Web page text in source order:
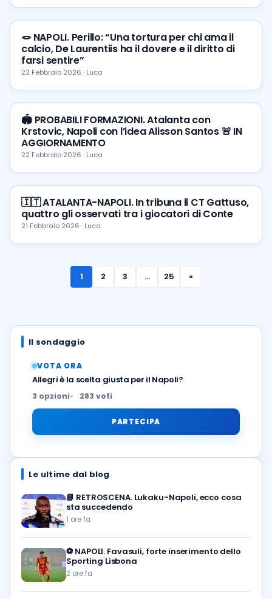
🪢 NAPOLI. Perillo: “Una tortura per chi ama il
calcio, De Laurentiis ha il dovere e il diritto di
farsi sentire”
22 Febbraio 2026 · Luca
🏟️ PROBABILI FORMAZIONI. Atalanta con
Krstovic, Napoli con l’idea Alisson Santos 🚨 IN
AGGIORNAMENTO
22 Febbraio 2026 · Luca
🇮🇹 ATALANTA-NAPOLI. In tribuna il CT Gattuso,
quattro gli osservati tra i giocatori di Conte
21 Febbraio 2026 · Luca
1 2 3 … 25 »
Il sondaggio
VOTA ORA
Allegri è la scelta giusta per il Napoli?
3 opzioni 283 voti
PARTECIPA
Le ultime dal blog
📘 RETROSCENA. Lukaku-Napoli, ecco cosa
sta succedendo
1 ore fa
⚽️ NAPOLI. Favasuli, forte inserimento dello
Sporting Lisbona
2 ore fa